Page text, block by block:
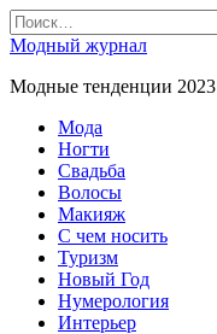
Перейти
к
содержанию
Search
for:
Модный журнал
Модные тенденции 2023
Мода
Ногти
Свадьба
Волосы
Макияж
С чем носить
Туризм
Новый Год
Нумерология
Интерьер